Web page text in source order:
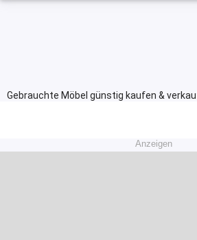
Gebrauchte Möbel günstig kaufen &
Anzeigen